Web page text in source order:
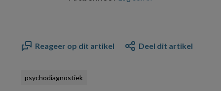
Reageer op dit artikel Deel dit artikel
psychodiagnostiek